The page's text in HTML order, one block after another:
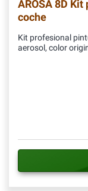
AROSA 8D
coche
Kit profesional
aerosol, color